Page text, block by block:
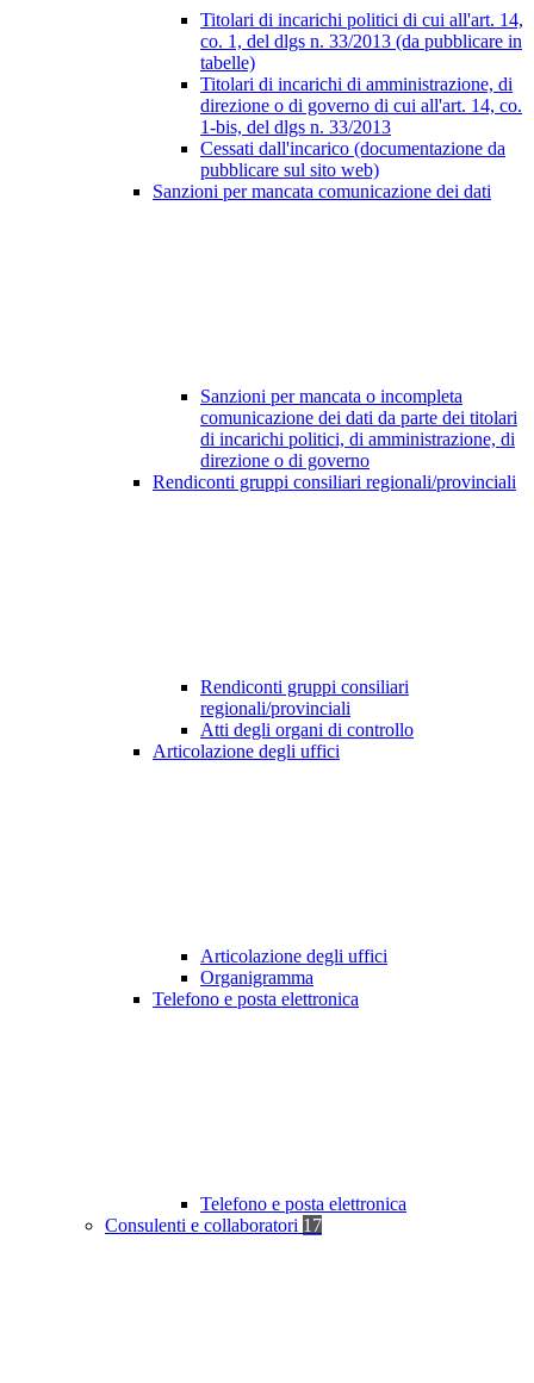
Titolari di incarichi politici di cui all'art. 14,
co. 1, del dlgs n. 33/2013 (da pubblicare in
tabelle)
Titolari di incarichi di amministrazione, di
direzione o di governo di cui all'art. 14, co.
1-bis, del dlgs n. 33/2013
Cessati dall'incarico (documentazione da
pubblicare sul sito web)
Sanzioni per mancata comunicazione dei dati
Sanzioni per mancata o incompleta
comunicazione dei dati da parte dei titolari
di incarichi politici, di amministrazione, di
direzione o di governo
Rendiconti gruppi consiliari regionali/provinciali
Rendiconti gruppi consiliari
regionali/provinciali
Atti degli organi di controllo
Articolazione degli uffici
Articolazione degli uffici
Organigramma
Telefono e posta elettronica
Telefono e posta elettronica
Consulenti e collaboratori 17